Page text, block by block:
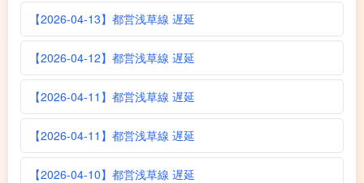
【2026-04-13】都営浅草線 遅延
【2026-04-12】都営浅草線 遅延
【2026-04-11】都営浅草線 遅延
【2026-04-11】都営浅草線 遅延
【2026-04-10】都営浅草線 遅延